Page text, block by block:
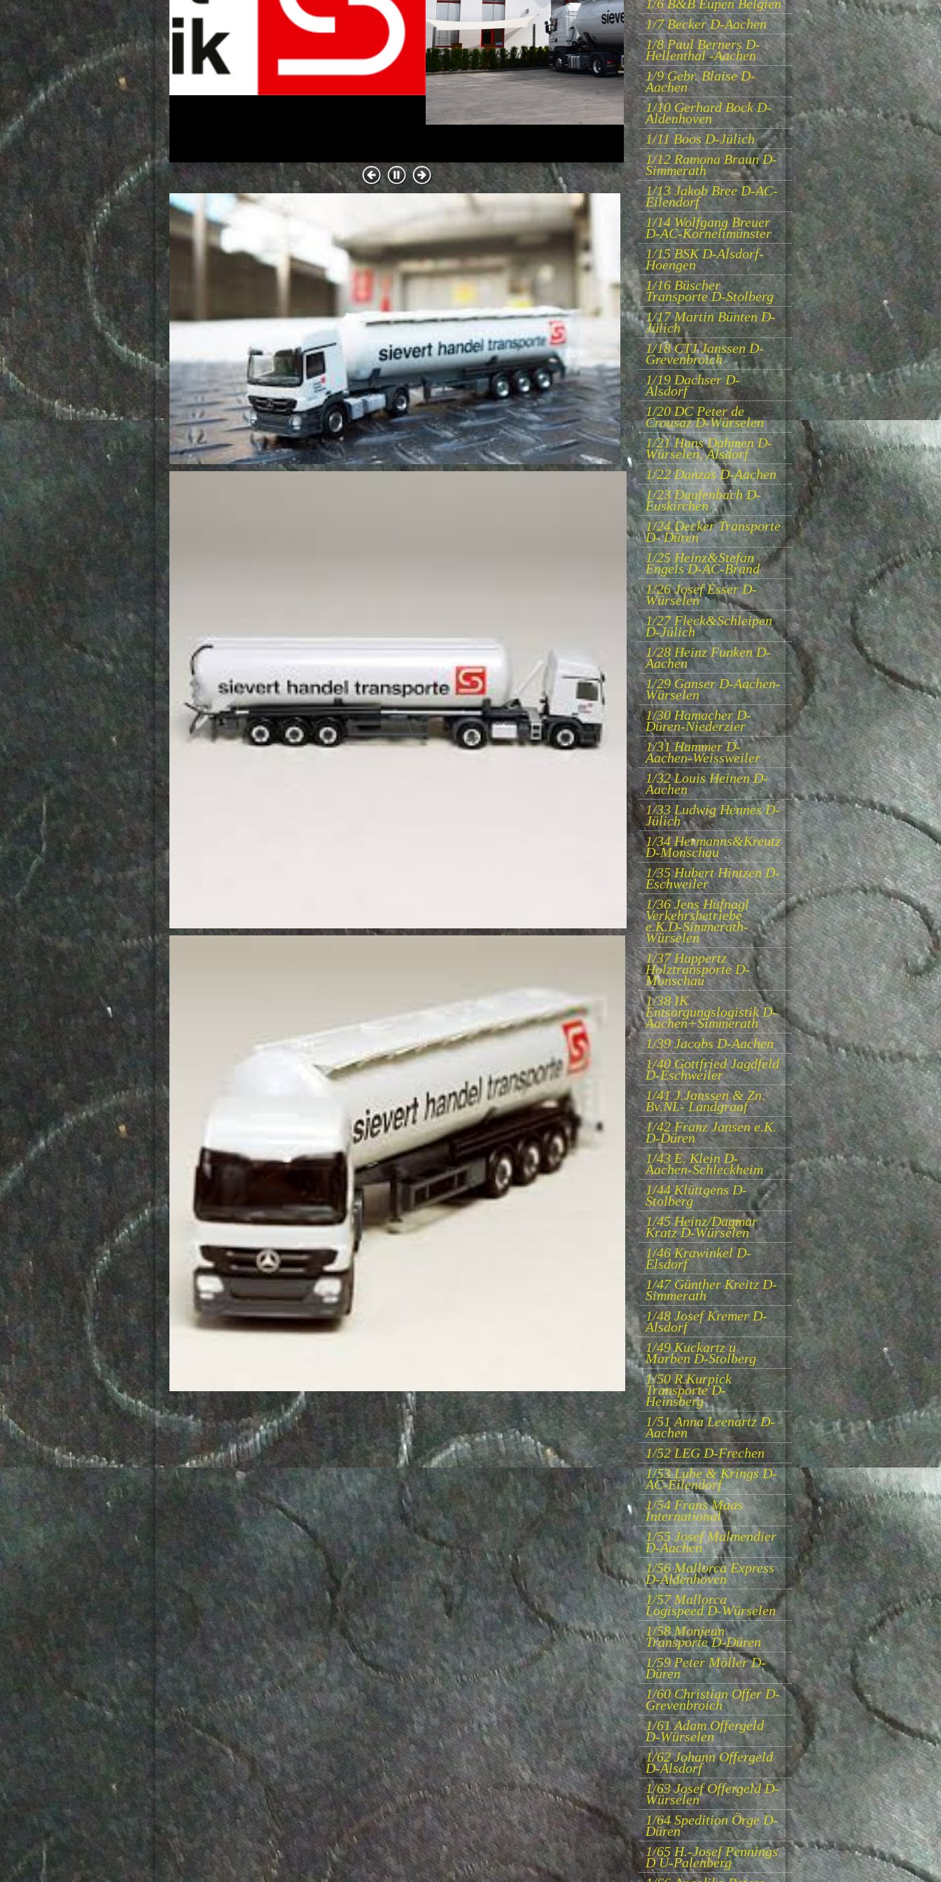
1/6 B&B Eupen Belgien
1/7 Becker D-Aachen
1/8 Paul Berners D-
Hellenthal -Aachen
1/9 Gebr. Blaise D-
Aachen
1/10 Gerhard Bock D-
Aldenhoven
1/11 Boos D-Jülich
1/12 Ramona Braun D-
Simmerath
1/13 Jakob Bree D-AC-
Eilendorf
1/14 Wolfgang Breuer
D-AC-Kornelimünster
1/15 BSK D-Alsdorf-
Hoengen
1/16 Büscher
Transporte D-Stolberg
1/17 Martin Bünten D-
Jülich
1/18 CTJ Janssen D-
Grevenbroich
1/19 Dachser D-
Alsdorf
1/20 DC Peter de
Crousaz D-Würselen
1/21 Hans Dahmen D-
Würselen, Alsdorf
1/22 Danzas D-Aachen
1/23 Daufenbach D-
Euskirchen
1/24 Decker Transporte
D- Düren
1/25 Heinz&Stefan
Engels D-AC-Brand
1/26 Josef Esser D-
Würselen
1/27 Fleck&Schleipen
D-Jülich
1/28 Heinz Funken D-
Aachen
1/29 Ganser D-Aachen-
Würselen
1/30 Hamacher D-
Düren-Niederzier
1/31 Hammer D-
Aachen-Weissweiler
1/32 Louis Heinen D-
Aachen
1/33 Ludwig Hennes D-
Jülich
1/34 Hermanns&Kreutz
D-Monschau
1/35 Hubert Hintzen D-
Eschweiler
1/36 Jens Hufnagl
Verkehrsbetriebe
e.K.D-Simmerath-
Würselen
1/37 Huppertz
Holztransporte D-
Monschau
1/38 IK
Entsorgungslogistik D-
Aachen+Simmerath
1/39 Jacobs D-Aachen
1/40 Gottfried Jagdfeld
D-Eschweiler
1/41 J.Janssen & Zn.
Bv.NL- Landgraaf
1/42 Franz Jansen e.K.
D-Düren
1/43 E. Klein D-
Aachen-Schleckheim
1/44 Klüttgens D-
Stolberg
1/45 Heinz/Dagmar
Kratz D-Würselen
1/46 Krawinkel D-
Elsdorf
1/47 Günther Kreitz D-
Simmerath
1/48 Josef Kremer D-
Alsdorf
1/49 Kuckartz u
Marben D-Stolberg
1/50 R.Kurpick
Transporte D-
Heinsberg
1/51 Anna Leenartz D-
Aachen
1/52 LEG D-Frechen
1/53 Lube & Krings D-
AC-Eilendorf
1/54 Frans Maas
International
1/55 Josef Malmendier
D-Aachen
1/56 Mallorca Express
D-Aldenhoven
1/57 Mallorca
Logispeed D-Würselen
1/58 Monjean
Transporte D-Düren
1/59 Peter Möller D-
Düren
1/60 Christian Offer D-
Grevenbroich
1/61 Adam Offergeld
D-Würselen
1/62 Johann Offergeld
D-Alsdorf
1/63 Josef Offergeld D-
Würselen
1/64 Spedition Örge D-
Düren
1/65 H.-Josef Pennings
D Ü-Palenberg